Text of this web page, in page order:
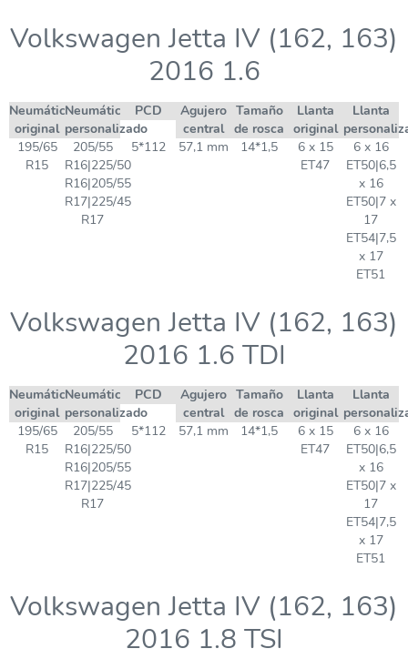
Volkswagen Jetta IV (162, 163)
2016 1.6
Neumático
original
Neumático
personalizado
PCD
Agujero
central
Tamaño
de rosca
Llanta
original
Llanta
195/65
R15
205/55
R16|225/50
R16|205/55
R17|225/45
R17
5*112 57,1 mm 14*1,5
6 x 15
ET47
6 x 16
ET50|6,5
x 16
ET50|7 x
17
ET54|7,5
x 17
ET51
Volkswagen Jetta IV (162, 163)
2016 1.6 TDI
Neumático
original
Neumático
personalizado
PCD
Agujero
central
Tamaño
de rosca
Llanta
original
Llanta
195/65
R15
205/55
R16|225/50
R16|205/55
R17|225/45
R17
5*112 57,1 mm 14*1,5
6 x 15
ET47
6 x 16
ET50|6,5
x 16
ET50|7 x
17
ET54|7,5
x 17
ET51
Volkswagen Jetta IV (162, 163)
2016 1.8 TSI